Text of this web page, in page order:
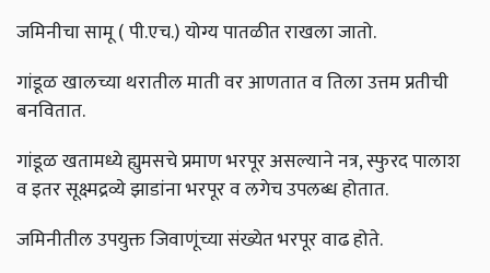
जमिनीचा सामू ( पी.एच.) योग्य पातळीत राखला जातो.
गांडूळ खालच्या थरातील माती वर आणतात व तिला उत्तम प्रतीची
बनवितात.
गांडूळ खतामध्ये ह्युमसचे प्रमाण भरपूर असल्याने नत्र, स्फुरद पालाश
व इतर सूक्ष्मद्रव्ये झाडांना भरपूर व लगेच उपलब्ध होतात.
जमिनीतील उपयुक्त जिवाणूंच्या संख्येत भरपूर वाढ होते.